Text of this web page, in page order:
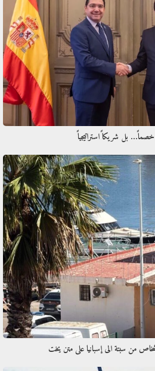
بل شريكاً استراتيجياً
من سبتة الى إسبانيا على متن يخت